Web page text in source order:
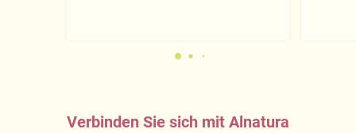
Verbinden Sie sich mit Alnatura